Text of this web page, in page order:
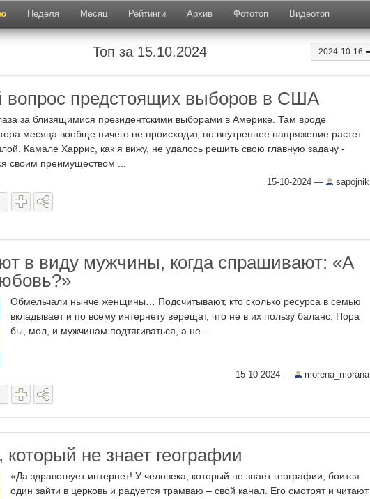
Неделя Месяц Рейтинги Архив Фототоп Видеотоп
Топ за 15.10.2024 2024-10-16
вопрос предстоящих выборов в США
за близящимися президентскими выборами в Америке. Там вроде
месяца вообще ничего не происходит, но внутреннее напряжение растет
Камале Харрис, как я вижу, не удалось решить свою главную задачу -
своим преимуществом ...
15-10-2024 — sapojnik
в виду мужчины, когда спрашивают: «А
Обмельчали нынче женщины… Подсчитывают, кто сколько ресурса в семью
вкладывает и по всему интернету верещат, что не в их пользу баланс. Пора
бы, мол, и мужчинам подтягиваться, а не ...
15-10-2024 — morena_morana
который не знает географии
«Да здравствует интернет! У человека, который не знает географии, боится
один зайти в церковь и радуется трамваю – свой канал. Его смотрят и читают